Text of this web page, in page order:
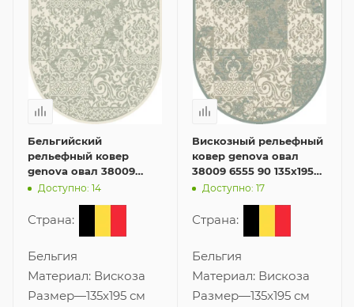
Бельгийский
рельефный ковер
genova овал 38009
6565 90 135x195 см из
Доступно: 14
Страна:
Бельгия
Материал: Вискоза
Размер—135x195 см
Вискозный рельефный
ковер genova овал
38009 6555 90 135x195
см из Бельгии
Доступно: 17
Страна:
Бельгия
Материал: Вискоза
Размер—135x195 см